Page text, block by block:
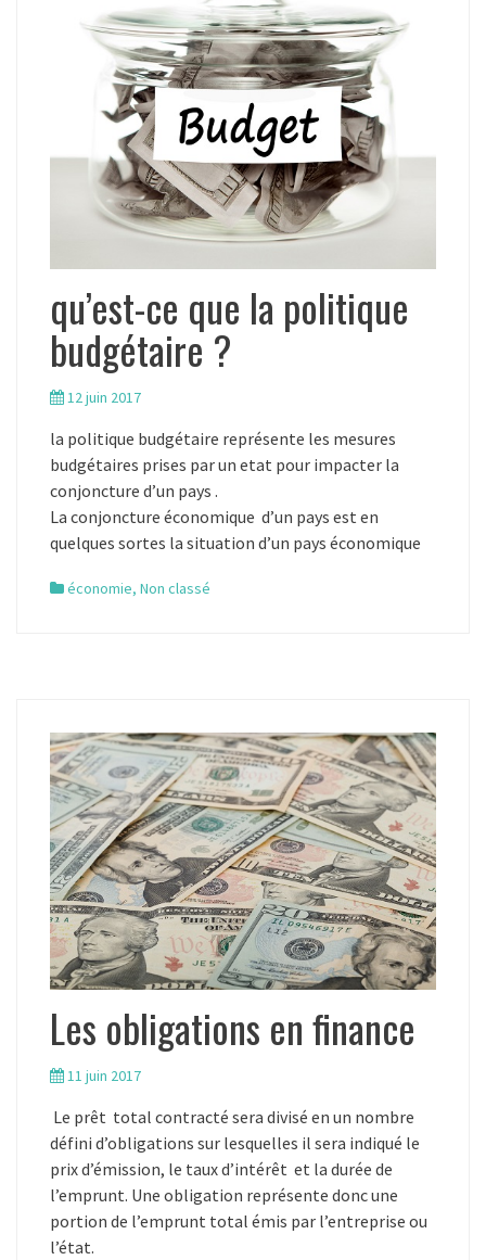
qu’est-ce que la politique
budgétaire ?
12 juin 2017
la politique budgétaire représente les mesures
budgétaires prises par un etat pour impacter la
conjoncture d’un pays .
La conjoncture économique d’un pays est en
quelques sortes la situation d’un pays économique
économie, Non classé
Les obligations en finance
11 juin 2017
Le prêt total contracté sera divisé en un nombre
défini d’obligations sur lesquelles il sera indiqué le
prix d’émission, le taux d’intérêt et la durée de
l’emprunt. Une obligation représente donc une
portion de l’emprunt total émis par l’entreprise ou
l’état.